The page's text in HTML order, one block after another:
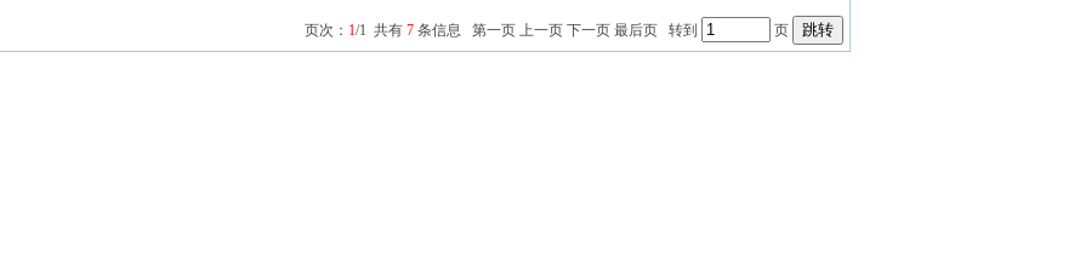
页次： 1/1 共有 7 条信息 第一页 上一页 下一页 最后页 转到 页